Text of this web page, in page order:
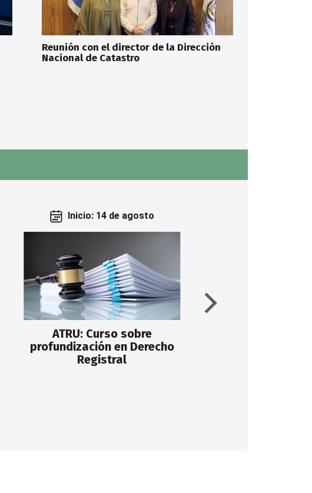
Reunión con el director de la Dirección
Nacional de Catastro
Inicio: 14 de agosto
ATRU: Curso sobre
profundización en Derecho
Registral